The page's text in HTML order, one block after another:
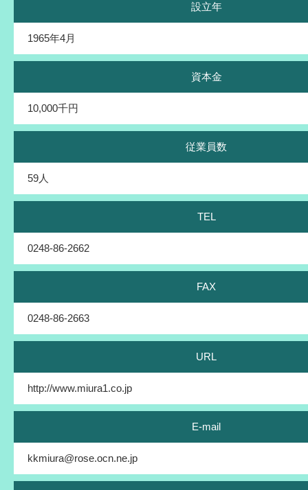
設立年
1965年4月
資本金
10,000千円
従業員数
59人
TEL
0248-86-2662
FAX
0248-86-2663
URL
http://www.miura1.co.jp
E-mail
kkmiura@rose.ocn.ne.jp